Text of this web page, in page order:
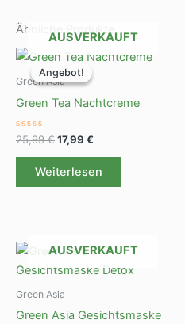
Ähnliche Produkte
Angebot!
AUSVERKAUFT
Angebot!
Green Asia
Green Tea Nachtcreme
Bewertet
mit
0
von
25,99€
Ursprünglicher
Preis
war:
17,99 €
Aktueller
Weiterlesen
AUSVERKAUFT
Green Asia
Green Asia Gesichtsmaske